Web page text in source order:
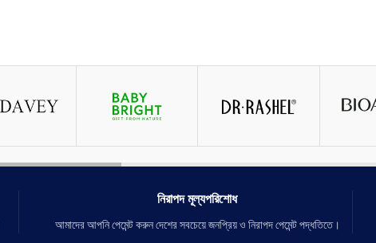
নিরাপদ মূল্যপরিশোধ
আমাদের আপনি পেমেন্ট করুন দেশের সবচেয়ে জনপ্রিয় ও নিরাপদ পেমেন্ট পদ্ধতিতে।